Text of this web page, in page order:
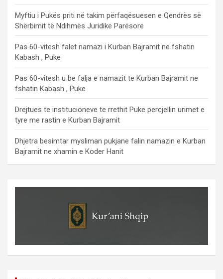
Myftiu i Pukës priti në takim përfaqësuesen e Qendrës së
Shërbimit të Ndihmës Juridike Parësore
Pas 60-vitesh falet namazi i Kurban Bajramit ne fshatin
Kabash , Puke
Pas 60-vitesh u be falja e namazit te Kurban Bajramit ne
fshatin Kabash , Puke
Drejtues te institucioneve te rrethit Puke percjellin urimet e
tyre me rastin e Kurban Bajramit
Dhjetra besimtar mysliman pukjane falin namazin e Kurban
Bajramit ne xhamin e Koder Hanit